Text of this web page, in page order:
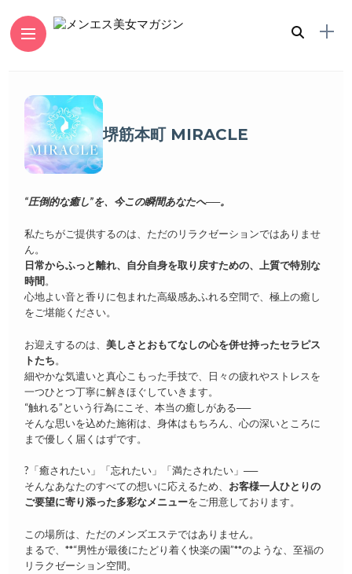
堺筋本町 MIRACLE
“圧倒的な癒し”を、今この瞬間あなたへ──。
私たちがご提供するのは、ただのリラクゼーションではありませ
ん。
日常からふっと離れ、自分自身を取り戻すための、上質で特別な
時間。
心地よい音と香りに包まれた高級感あふれる空間で、極上の癒し
をご堪能ください。
お迎えするのは、美しさとおもてなしの心を併せ持ったセラピス
トたち。
細やかな気遣いと真心こもった手技で、日々の疲れやストレスを
一つひとつ丁寧に解きほぐしていきます。
“触れる”という行為にこそ、本当の癒しがある──
そんな思いを込めた施術は、身体はもちろん、心の深いところに
まで優しく届くはずです。
?「癒されたい」「忘れたい」「満たされたい」──
そんなあなたのすべての想いに応えるため、 お客様一人ひとりの
ご要望に寄り添った多彩なメニューをご用意しております。
この場所は、ただのメンズエステではありません。
まるで、**“男性が最後にたどり着く快楽の園”**のような、至福の
リラクゼーション空間。